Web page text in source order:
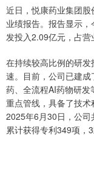
近日，悦康药业集团
业绩报告。报告显示
发投入2.09亿元，占营
在持续较高比例的研
速。目前，公司已建
药、全流程AI药物研
重点管线，具备了技
2025年6月30日，公司
累计获得专利349项，